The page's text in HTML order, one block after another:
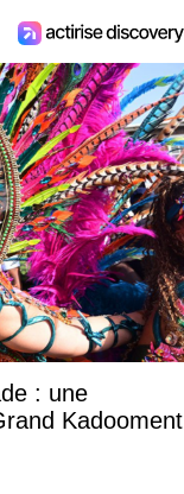
: une
Kadooment